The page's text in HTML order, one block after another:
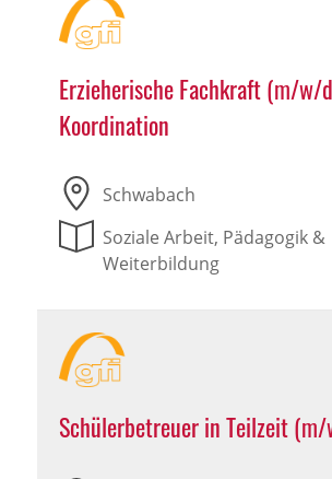
Erzieherische Fachkraft (m/w/
Koordination
Schwabach
Soziale Arbeit, Pädagogik &
Weiterbildung
Schülerbetreuer in Teilzeit